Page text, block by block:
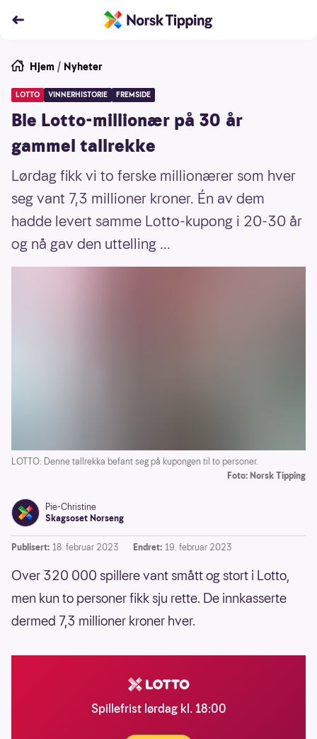
Hjem / Nyheter
LOTTO VINNERHISTORIE FREMSIDE
Ble Lotto-millionær på 30 år
gammel tallrekke
Lørdag fikk vi to ferske millionærer som hver
seg vant 7,3 millioner kroner. Én av dem
hadde levert samme Lotto-kupong i 20-30 år
og nå gav den uttelling ...
LOTTO: Denne tallrekka befant seg på kupongen til to personer.
Foto: Norsk Tipping
Pie-Christine
Skagsoset Norseng
Publisert: 18. februar 2023 Endret: 19. februar 2023
Over 320 000 spillere vant smått og stort i Lotto,
men kun to personer fikk sju rette. De innkasserte
dermed 7,3 millioner kroner hver.
Spillefrist lørdag kl. 18:00